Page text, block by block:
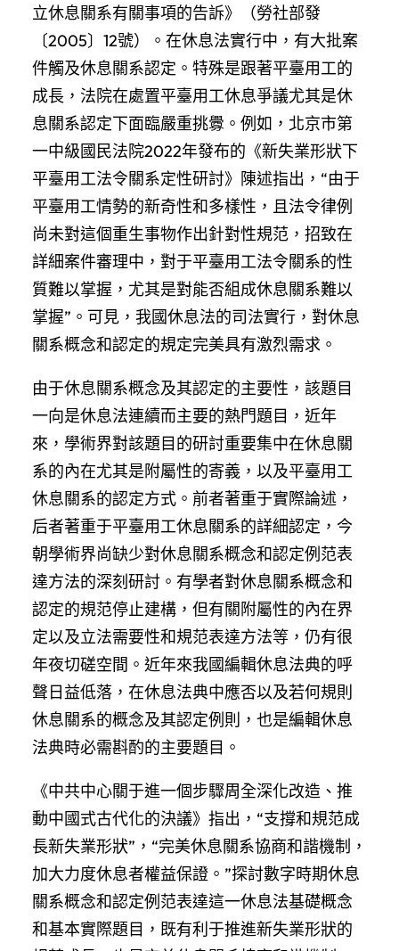
立休息關系有關事項的告訴》（勞社部發
〔2005〕12號）。在休息法實行中，有大批案
件觸及休息關系認定。特殊是跟著平臺用工的
成長，法院在處置平臺用工休息爭議尤其是休
息關系認定下面臨嚴重挑釁。例如，北京市第
一中級國民法院2022年發布的《新失業形狀下
平臺用工法令關系定性研討》陳述指出，“由于
平臺用工情勢的新奇性和多樣性，且法令律例
尚未對這個重生事物作出針對性規范，招致在
詳細案件審理中，對于平臺用工法令關系的性
質難以掌握，尤其是對能否組成休息關系難以
掌握”。可見，我國休息法的司法實行，對休息
關系概念和認定的規定完美具有激烈需求。
由于休息關系概念及其認定的主要性，該題目
一向是休息法連續而主要的熱門題目，近年
來，學術界對該題目的研討重要集中在休息關
系的內在尤其是附屬性的寄義，以及平臺用工
休息關系的認定方式。前者著重于實際論述，
后者著重于平臺用工休息關系的詳細認定，今
朝學術界尚缺少對休息關系概念和認定例范表
達方法的深刻研討。有學者對休息關系概念和
認定的規范停止建構，但有關附屬性的內在界
定以及立法需要性和規范表達方法等，仍有很
年夜切磋空間。近年來我國編輯休息法典的呼
聲日益低落，在休息法典中應否以及若何規則
休息關系的概念及其認定例則，也是編輯休息
法典時必需斟酌的主要題目。
《中共中心關于進一個步驟周全深化改造、推
動中國式古代化的決議》指出，“支撐和規范成
長新失業形狀”，“完美休息關系協商和諧機制，
加大力度休息者權益保證。”探討數字時期休息
關系概念和認定例范表達這一休息法基礎概念
和基本實際題目，既有利于推進新失業形狀的